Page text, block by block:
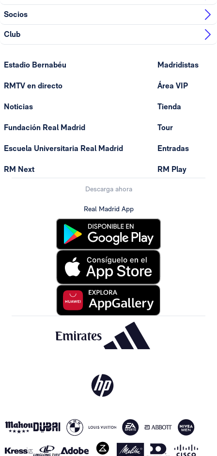
Socios
Club
Estadio Bernabéu
RMTV en directo
Noticias
Fundación Real Madrid
Escuela Universitaria Real Madrid
RM Next
Madridistas
Área VIP
Tienda
Tour
Entradas
RM Play
Descarga ahora
Real Madrid App